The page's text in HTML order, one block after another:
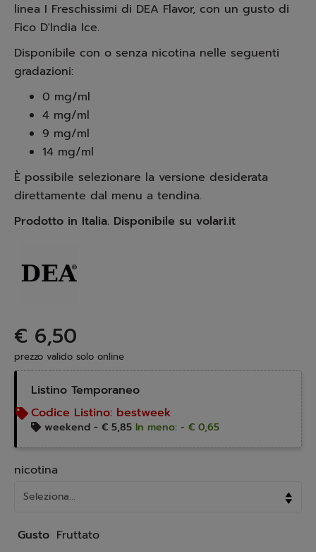
linea I Freschissimi di DEA Flavor, con un gusto di
Fico D'India Ice.
Disponibile con o senza nicotina nelle seguenti
gradazioni:
0 mg/ml
4 mg/ml
9 mg/ml
14 mg/ml
È possibile selezionare la versione desiderata
direttamente dal menu a tendina.
Prodotto in Italia. Disponibile su volari.it
€ 6,50
prezzo valido solo online
Listino Temporaneo
Codice Listino: bestweek
weekend - € 5,85 In meno: - € 0,65
nicotina
Gusto Fruttato